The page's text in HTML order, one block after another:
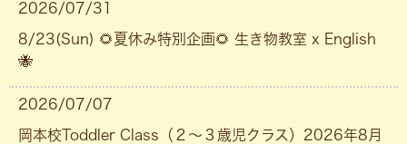
2026/07/31
8/23(Sun) 🌻夏休み特別企画🌻 生き物教室 x English
🐝
2026/07/07
岡本校Toddler Class（２〜３歳児クラス）2026年8月